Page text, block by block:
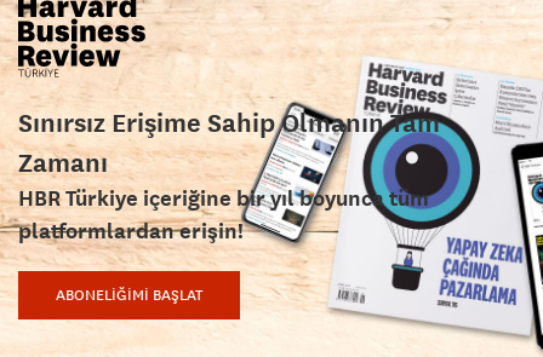
Sınırsız Erişime Sahip Olmanın Tam
Zamanı
HBR Türkiye içeriğine bir yıl boyunca tüm
platformlardan erişin!
ABONELİĞİMİ BAŞLAT